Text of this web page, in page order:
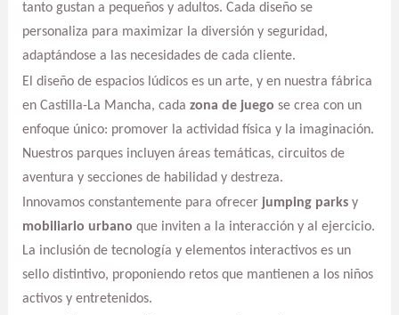
tanto gustan a pequeños y adultos. Cada diseño se
personaliza para maximizar la diversión y seguridad,
adaptándose a las necesidades de cada cliente.
El diseño de espacios lúdicos es un arte, y en nuestra fábrica
en Castilla-La Mancha, cada zona de juego se crea con un
enfoque único: promover la actividad física y la imaginación.
Nuestros parques incluyen áreas temáticas, circuitos de
aventura y secciones de habilidad y destreza.
Innovamos constantemente para ofrecer jumping parksy
mobiliario urbano que inviten a la interacción y al ejercicio.
La inclusión de tecnología y elementos interactivos es un
sello distintivo, proponiendo retos que mantienen a los niños
activos y entretenidos.